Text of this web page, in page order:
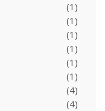
(1)
(1)
(1)
(1)
(1)
(1)
(4)
(4)